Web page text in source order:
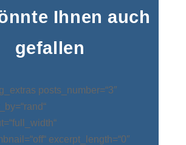
Ihnen auch
gefallen
posts_number=“3″
excerpt_length=“0″